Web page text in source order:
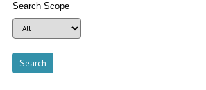
Search Scope